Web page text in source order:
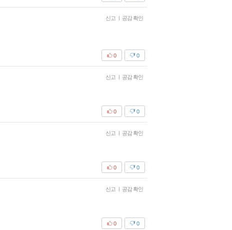
신고 | 공감 확인
0
0
신고 | 공감 확인
0
0
신고 | 공감 확인
0
0
신고 | 공감 확인
0
0